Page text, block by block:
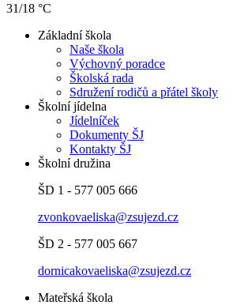
31/18 °C
Základní škola
Naše škola
Výchovný poradce
Školská rada
Sdružení rodičů a přátel školy
Školní jídelna
Jídelníček
Dokumenty ŠJ
Kontakty ŠJ
Školní družina
ŠD 1 - 577 005 666
zvonkovaeliska@zsujezd.cz
ŠD 2 - 577 005 667
dornicakovaeliska@zsujezd.cz
Mateřská škola